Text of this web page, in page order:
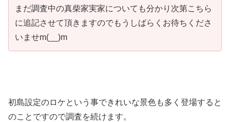
まだ調査中の真柴家実家についても分かり次第こちら
に追記させて頂きますのでもうしばらくお待ちくださ
いませm(__)m
初島設定のロケという事できれいな景色も多く登場すると
のことですので調査を続けます。